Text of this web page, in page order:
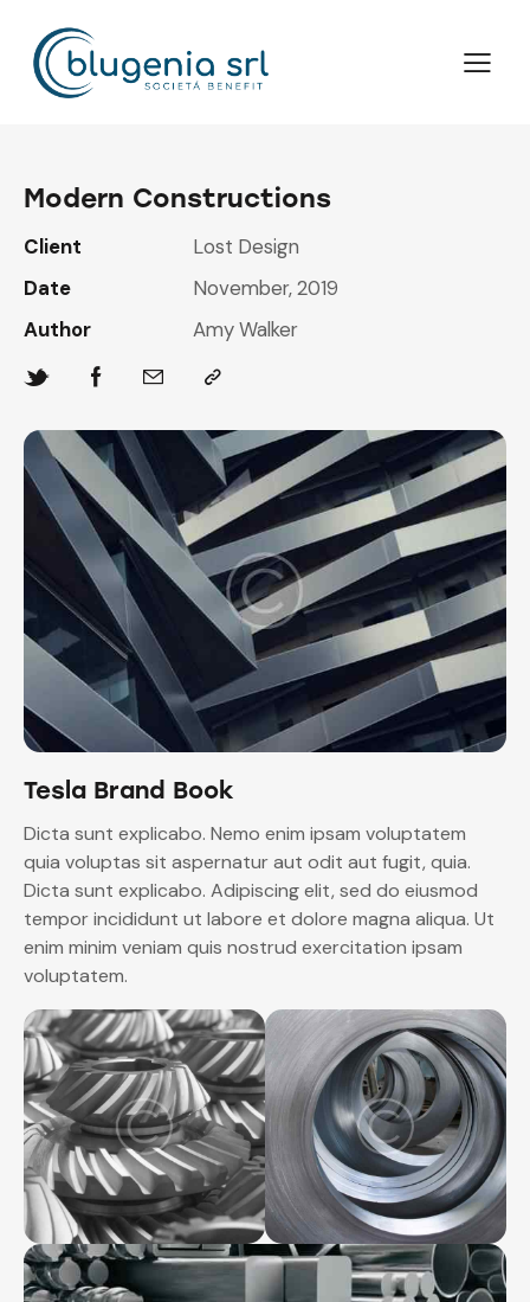
Modern Constructions
Tesla Brand Book
Dicta sunt explicabo. Nemo enim ipsam voluptatem
quia voluptas sit aspernatur aut odit aut fugit, quia.
Dicta sunt explicabo. Adipiscing elit, sed do eiusmod
tempor incididunt ut labore et dolore magna aliqua. Ut
enim minim veniam quis nostrud exercitation ipsam
voluptatem.
Client
Lost Design
Date
November, 2019
Author
Amy Walker